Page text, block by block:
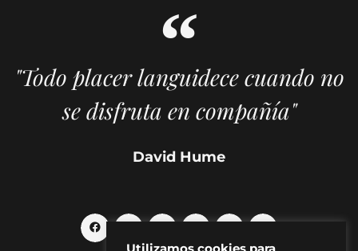
"Todo placer languidece cuando no
se disfruta en compañía"
David Hume